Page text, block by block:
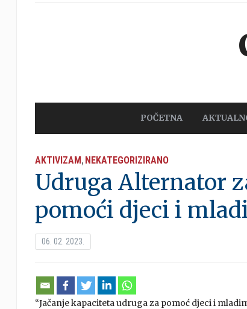
POČETNA
AKTIVIZAM, NEKATEGORIZIRANO
Udruga Alternator
pomoći djeci i
06. 02. 2023.
“Jačanje kapaciteta udruga za pomoć djeci i